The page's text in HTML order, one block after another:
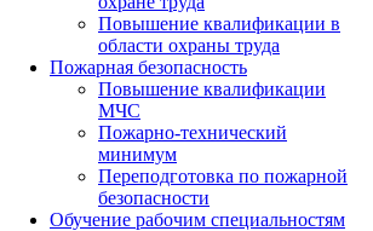
Повышение квалификации в
области охраны труда
Пожарная безопасность
Повышение квалификации
МЧС
Пожарно-технический
минимум
Переподготовка по пожарной
безопасности
Обучение рабочим специальностям